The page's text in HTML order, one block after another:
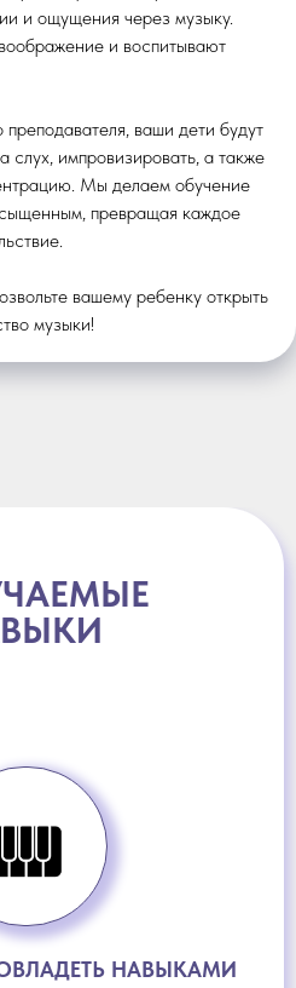
и ощущения через музыку.
и воспитывают
ваши дети будут
слух, импровизировать, а также
Мы делаем обучение
превращая каждое
вашему ребенку открыть
музыки!
НАВЫКАМИ